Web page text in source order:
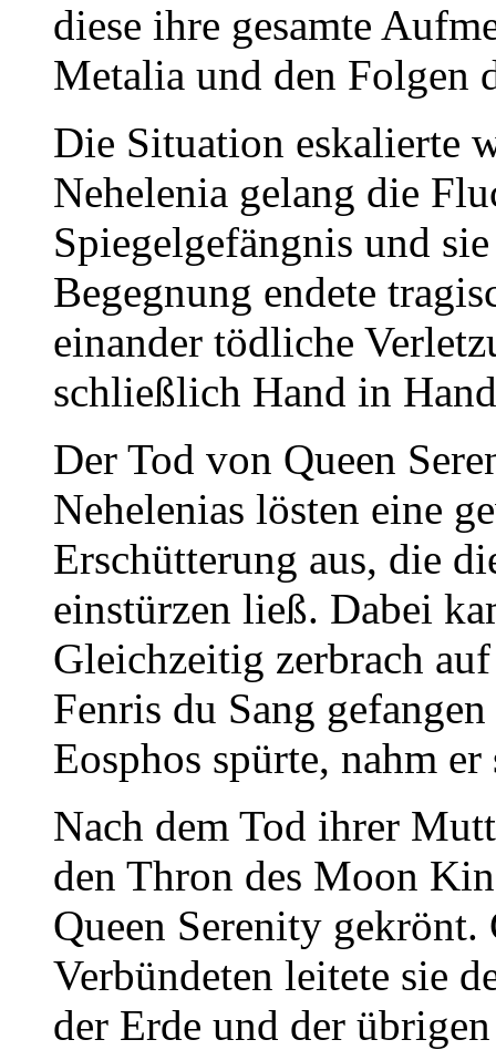
diese ihre gesamte
Metalia und den Folgen
Die Situation eskalierte
Nehelenia gelang die
Spiegelgefängnis und
Begegnung endete
einander tödliche
schließlich Hand in
Der Tod von Queen
Nehelenias lösten eine
Erschütterung aus, die
einstürzen ließ. Dabei
Gleichzeitig zerbrach
Fenris du Sang
Eosphos spürte, nahm
Nach dem Tod ihrer
den Thron des Moon
Queen Serenity
Verbündeten leitete sie
der Erde und der